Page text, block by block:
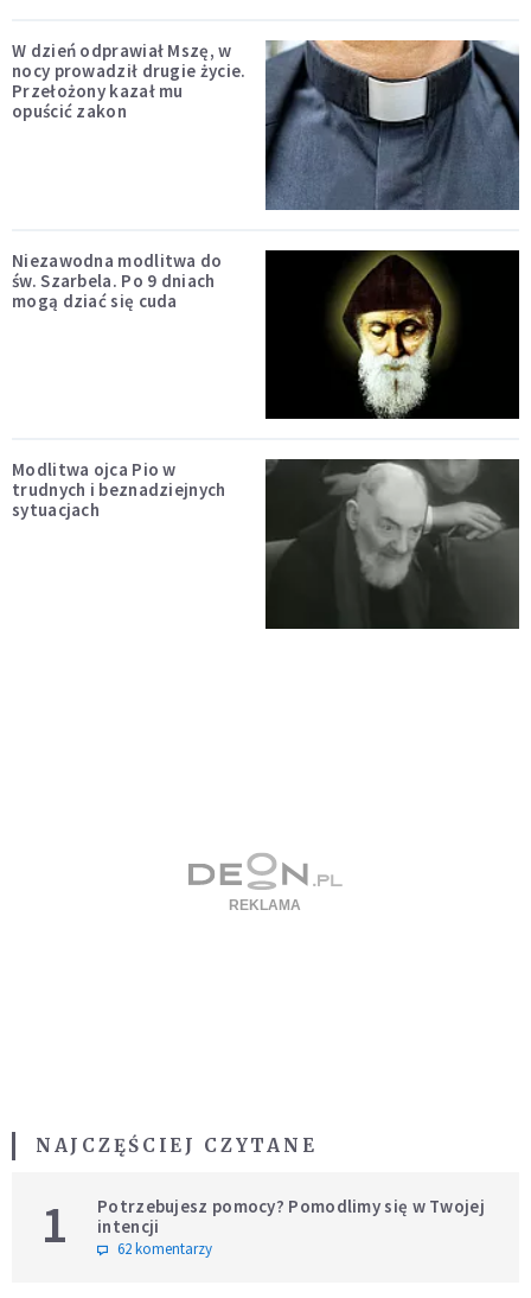
W dzień odprawiał Mszę, w
nocy prowadził drugie życie.
Przełożony kazał mu
opuścić zakon
Niezawodna modlitwa do
św. Szarbela. Po 9 dniach
mogą dziać się cuda
Modlitwa ojca Pio w
trudnych i beznadziejnych
sytuacjach
NAJCZĘŚCIEJ CZYTANE
1
Potrzebujesz pomocy? Pomodlimy się w Twojej
intencji
62 komentarzy